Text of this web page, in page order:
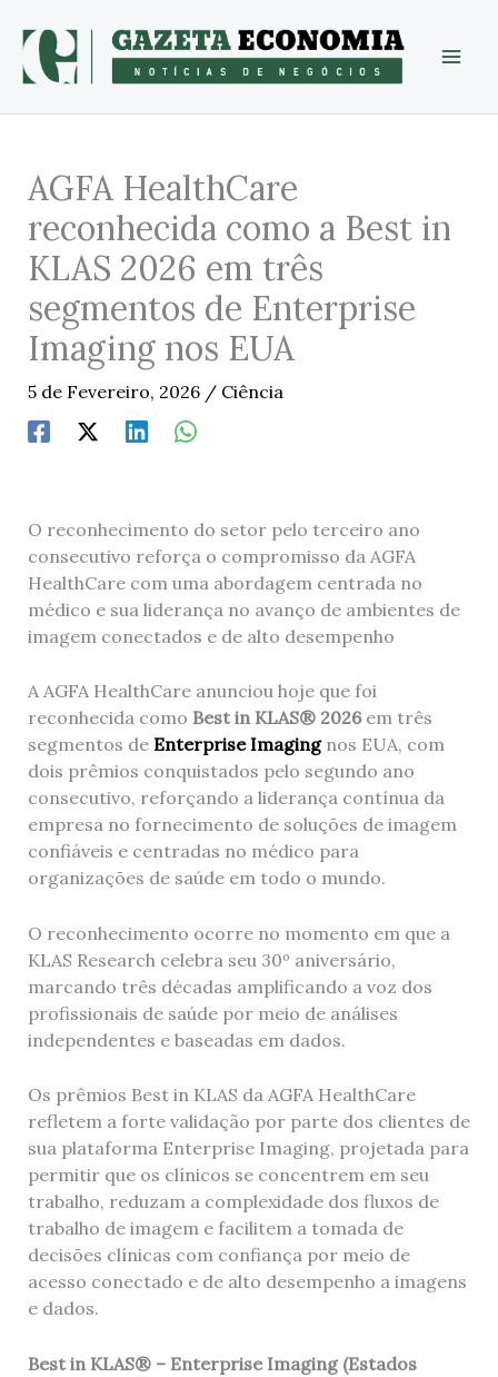
content
AGFA HealthCare
reconhecida como a Best in
KLAS 2026 em três
segmentos de Enterprise
Imaging nos EUA
5 de Fevereiro, 2026 / Ciência
O reconhecimento do setor pelo terceiro ano
consecutivo reforça o compromisso da AGFA
HealthCare com uma abordagem centrada no
médico e sua liderança no avanço de ambientes de
imagem conectados e de alto desempenho
A AGFA HealthCare anunciou hoje que foi
reconhecida como Best in KLAS® 2026em três
segmentos de Enterprise Imaging nos EUA, com
dois prêmios conquistados pelo segundo ano
consecutivo, reforçando a liderança contínua da
empresa no fornecimento de soluções de imagem
confiáveis ​​e centradas no médico para
organizações de saúde em todo o mundo.
O reconhecimento ocorre no momento em que a
KLAS Research celebra seu 30º aniversário,
marcando três décadas amplificando a voz dos
profissionais de saúde por meio de análises
independentes e baseadas em dados.
Os prêmios Best in KLAS da AGFA HealthCare
refletem a forte validação por parte dos clientes de
sua plataforma Enterprise Imaging, projetada para
permitir que os clínicos se concentrem em seu
trabalho, reduzam a complexidade dos fluxos de
trabalho de imagem e facilitem a tomada de
decisões clínicas com confiança por meio de
acesso conectado e de alto desempenho a imagens
e dados.
Best in KLAS® – Enterprise Imaging (Estados